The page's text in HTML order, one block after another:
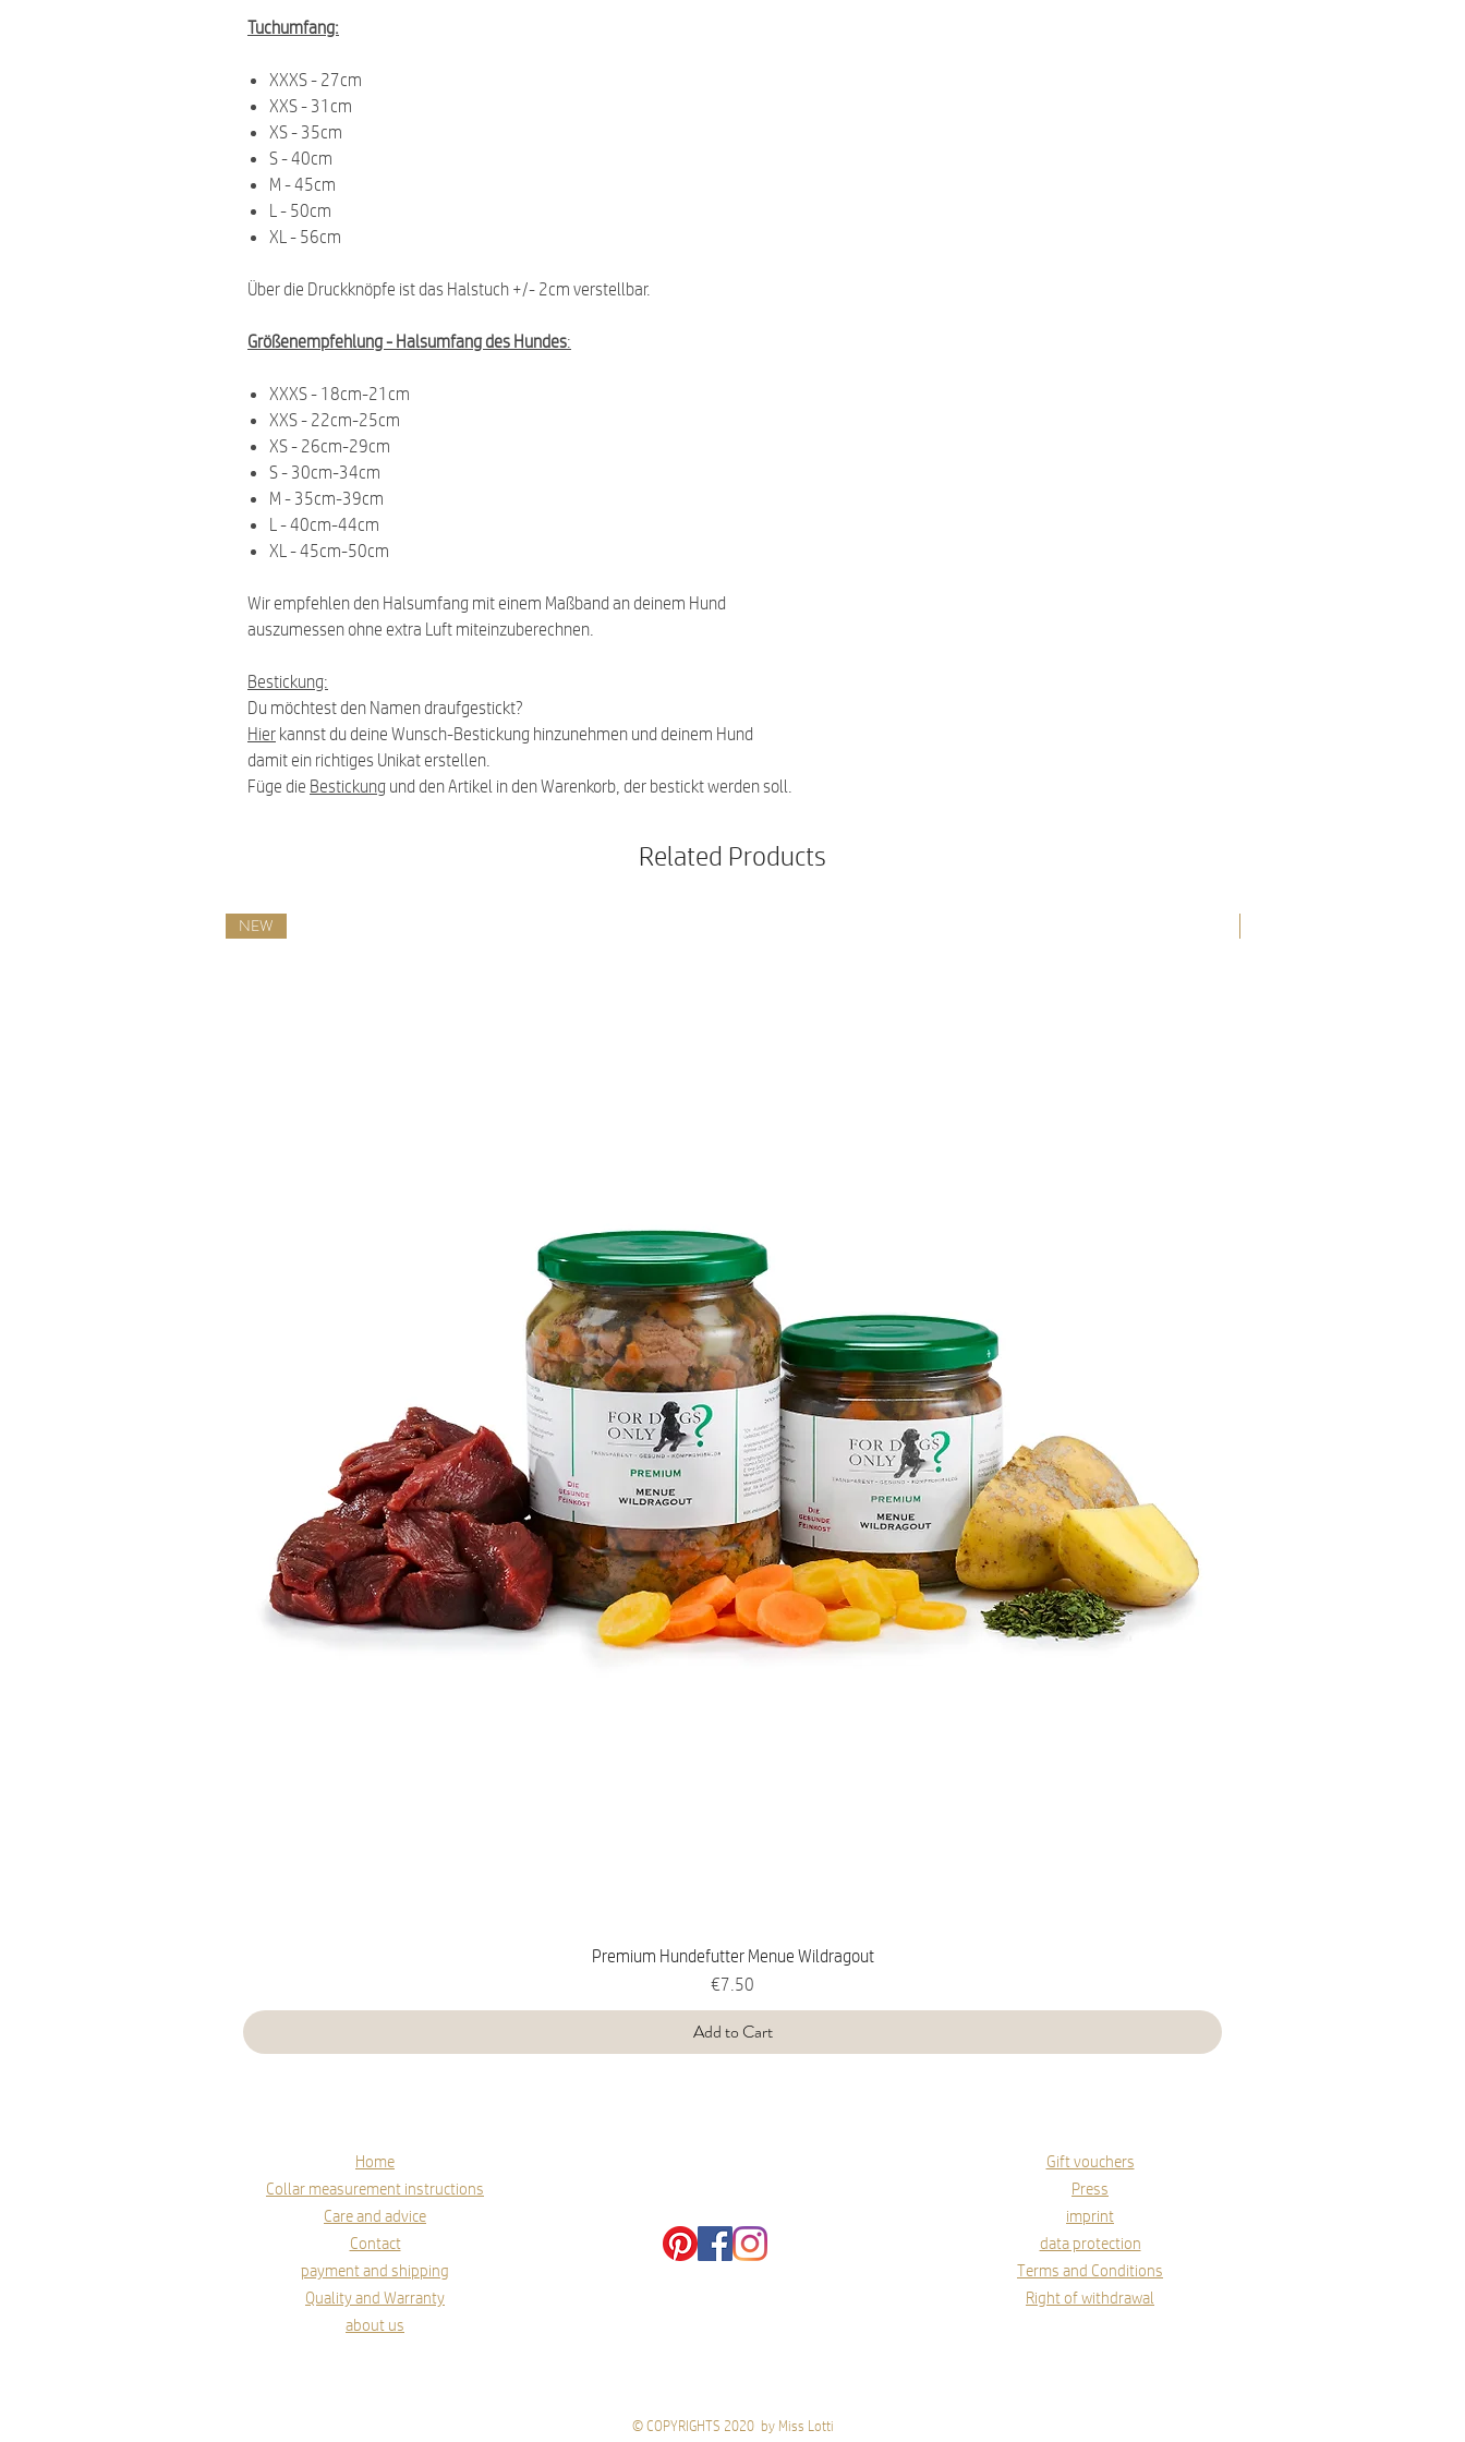
Tuchumfang:
XXXS - 27cm
XXS - 31cm
XS - 35cm
S - 40cm
M - 45cm
L - 50cm
XL - 56cm
Über die Druckknöpfe ist das Halstuch +/- 2cm verstellbar.
Größenempfehlung - Halsumfang des Hundes:
XXXS - 18cm-21cm
XXS - 22cm-25cm
XS - 26cm-29cm
S - 30cm-34cm
M - 35cm-39cm
L - 40cm-44cm
XL - 45cm-50cm
Wir empfehlen den Halsumfang mit einem Maßband an deinem Hund
auszumessen ohne extra Luft miteinzuberechnen.
Bestickung:
Du möchtest den Namen draufgestickt?
Hier kannst du deine Wunsch-Bestickung hinzunehmen und deinem Hund
damit ein richtiges Unikat erstellen.
Füge die Bestickung und den Artikel in den Warenkorb, der bestickt werden soll.
Related Products
NEW
Premium Hundefutter Menue Wildragout
Price
€7.50
Add to Cart
Home
Collar measurement instructions
Care and advice
Contact
payment and shipping
Quality and Warranty
about us
Gift vouchers
Press
imprint
data protection
Terms and Conditions
Right of withdrawal
© COPYRIGHTS 2020 by Miss Lotti